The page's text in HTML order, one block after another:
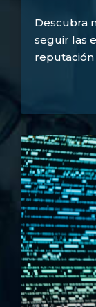
Descubra
seguir las
reputación